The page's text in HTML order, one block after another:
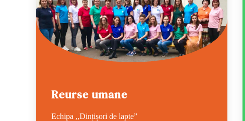
Reurse umane
Echipa ,,Dințișori de lapte”